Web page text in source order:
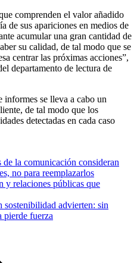
comprenden el valor añadido
de sus apariciones en medios de
acumular una gran cantidad de
su calidad, de tal modo que se
centrar las próximas acciones”,
departamento de lectura de
informes se lleva a cabo un
de tal modo que los
detectadas en cada caso
la comunicación consideran
no para reemplazarlos
y relaciones públicas que
sostenibilidad advierten: sin
pierde fuerza